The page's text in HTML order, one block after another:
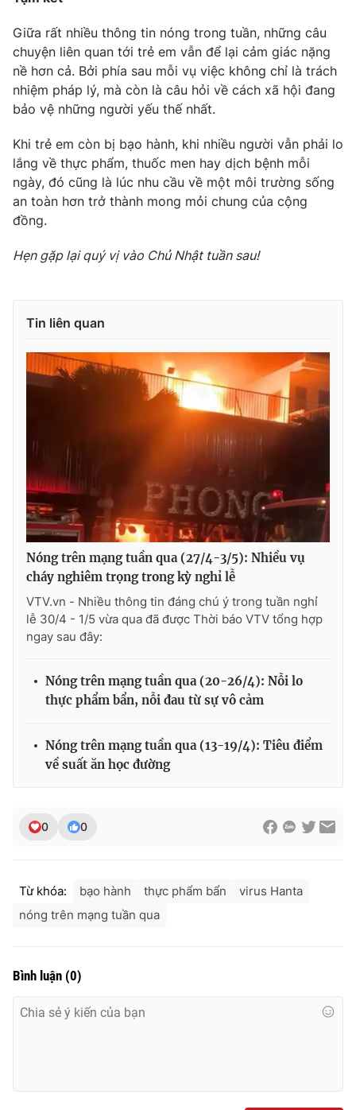
Giữa rất nhiều thông tin nóng trong tuần, những câu
chuyện liên quan tới trẻ em vẫn để lại cảm giác nặng
nề hơn cả. Bởi phía sau mỗi vụ việc không chỉ là trách
nhiệm pháp lý, mà còn là câu hỏi về cách xã hội đang
bảo vệ những người yếu thế nhất.
Khi trẻ em còn bị bạo hành, khi nhiều người vẫn phải lo
lắng về thực phẩm, thuốc men hay dịch bệnh mỗi
ngày, đó cũng là lúc nhu cầu về một môi trường sống
an toàn hơn trở thành mong mỏi chung của cộng
đồng.
Hẹn gặp lại quý vị vào Chủ Nhật tuần sau!
Tin liên quan
Nóng trên mạng tuần qua (27/4-3/5): Nhiều vụ
cháy nghiêm trọng trong kỳ nghỉ lễ
VTV.vn - Nhiều thông tin đáng chú ý trong tuần nghỉ
lễ 30/4 - 1/5 vừa qua đã được Thời báo VTV tổng hợp
ngay sau đây:
Nóng trên mạng tuần qua (20-26/4): Nỗi lo
thực phẩm bẩn, nỗi đau từ sự vô cảm
Nóng trên mạng tuần qua (13-19/4): Tiêu điểm
về suất ăn học đường
0 0
Từ khóa: bạo hành thực phẩm bẩn
virus Hanta
nóng trên mạng tuần qua
Bình luận (0)